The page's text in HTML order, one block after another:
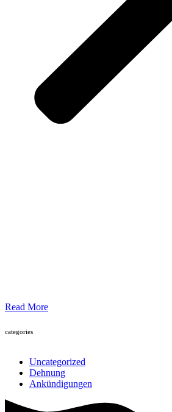
Read More
categories
Uncategorized
Dehnung
Ankündigungen